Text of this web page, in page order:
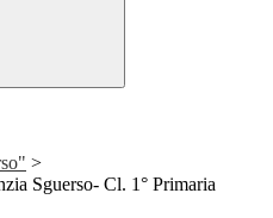
>
Sguerso- Cl. 1° Primaria